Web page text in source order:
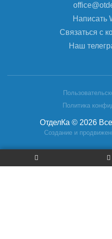
Написать
Связаться с
Наш
Политика
ОтделКа © 2026
Создание и